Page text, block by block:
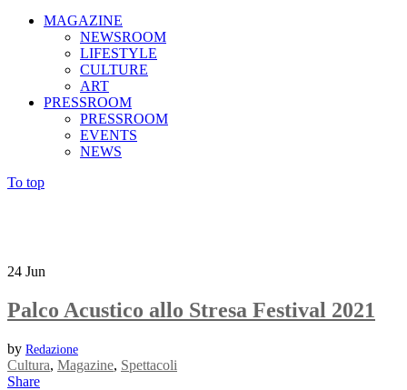
MAGAZINE
NEWSROOM
LIFESTYLE
CULTURE
ART
PRESSROOM
PRESSROOM
EVENTS
NEWS
To top
24 Jun
Palco Acustico allo Stresa Festival 2021
by Redazione
Cultura, Magazine, Spettacoli
Share